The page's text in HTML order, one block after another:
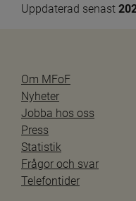
Uppdaterad senast
Om MFoF
Nyheter
Jobba hos oss
Press
Statistik
Frågor och svar
Telefontider